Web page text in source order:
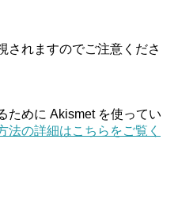
されますのでご注意くださ
ために Akismet を使ってい
法の詳細はこちらをご覧く